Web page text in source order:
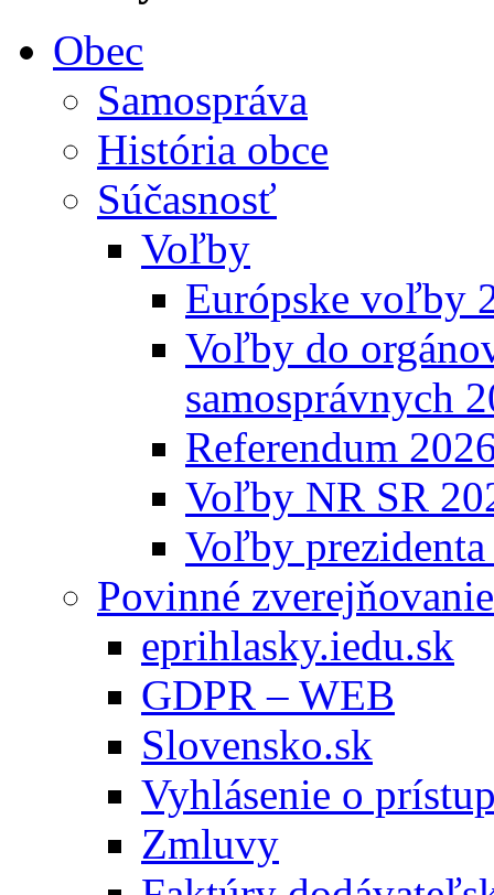
Obec
Samospráva
História obce
Súčasnosť
Voľby
Európske voľby
Voľby do
samosprávnych
Referendum
Voľby NR SR
Voľby
Povinné zverejňovanie
eprihlasky.iedu.sk
GDPR – WEB
Slovensko.sk
Vyhlásenie o
Zmluvy